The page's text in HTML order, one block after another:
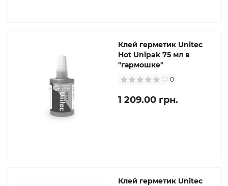
Клей герметик Unitec
Hot Unipak 75 мл в
"гармошке"
0
1 209.00 грн.
Клей герметик Unitec